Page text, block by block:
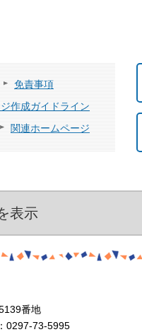
免責事項
作成ガイドライン
関連ホームページ
表示
番地
0297-73-5995